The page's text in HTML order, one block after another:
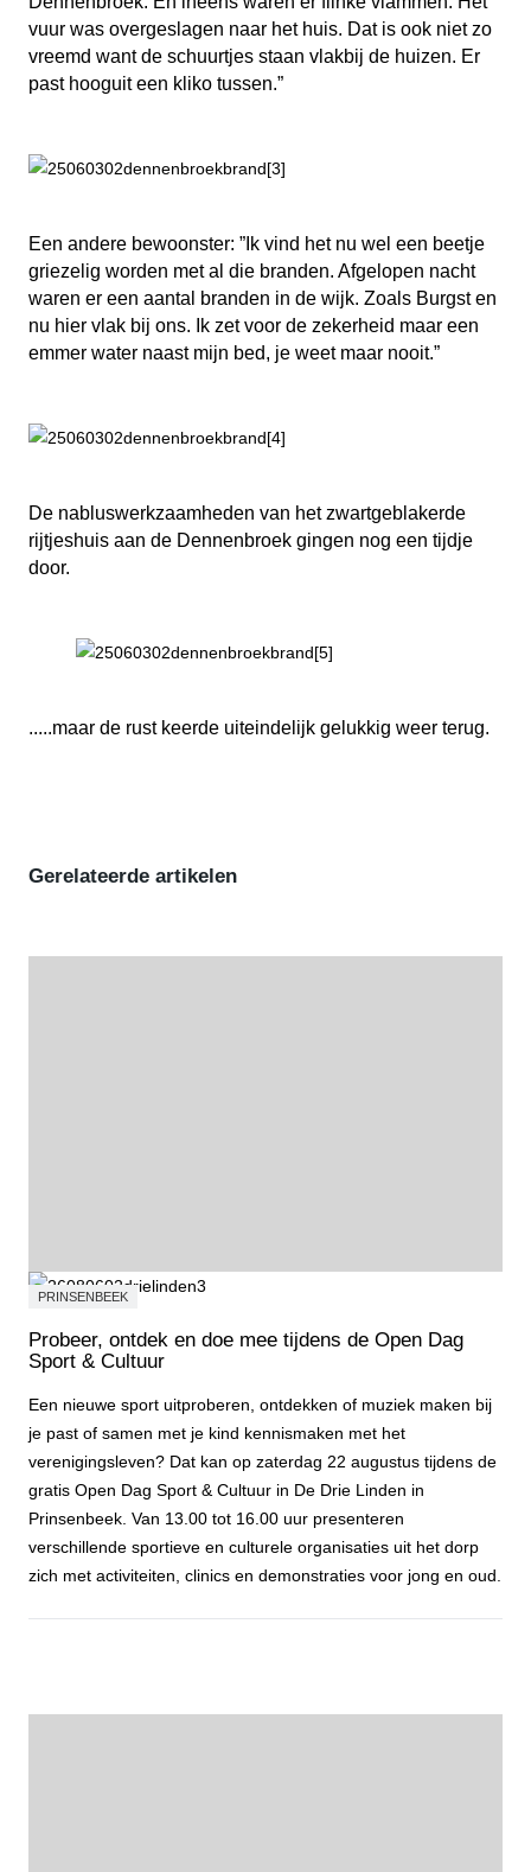
vuur was overgeslagen naar het huis. Dat is ook niet zo
vreemd want de schuurtjes staan vlakbij de huizen. Er
past hooguit een kliko tussen.”
Een andere bewoonster: ”Ik vind het nu wel een beetje
griezelig worden met al die branden. Afgelopen nacht
waren er een aantal branden in de wijk. Zoals Burgst en
nu hier vlak bij ons. Ik zet voor de zekerheid maar een
emmer water naast mijn bed, je weet maar nooit.”
De nabluswerkzaamheden van het zwartgeblakerde
rijtjeshuis aan de Dennenbroek gingen nog een tijdje
door.
.....maar de rust keerde uiteindelijk gelukkig weer terug.
Gerelateerde artikelen
PRINSENBEEK
Probeer, ontdek en doe mee tijdens de Open Dag
Sport & Cultuur
Een nieuwe sport uitproberen, ontdekken of muziek maken bij
je past of samen met je kind kennismaken met het
verenigingsleven? Dat kan op zaterdag 22 augustus tijdens de
gratis Open Dag Sport & Cultuur in De Drie Linden in
Prinsenbeek. Van 13.00 tot 16.00 uur presenteren
verschillende sportieve en culturele organisaties uit het dorp
zich met activiteiten, clinics en demonstraties voor jong en oud.